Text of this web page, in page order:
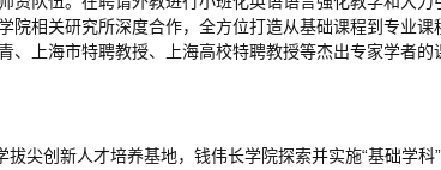
院相关研究所深度合作，全方位打造从基础课程到专业
、上海市特聘教授、上海高校特聘教授等杰出专家学者
拔尖创新人才培养基地，钱伟长学院探索并实施“基础学